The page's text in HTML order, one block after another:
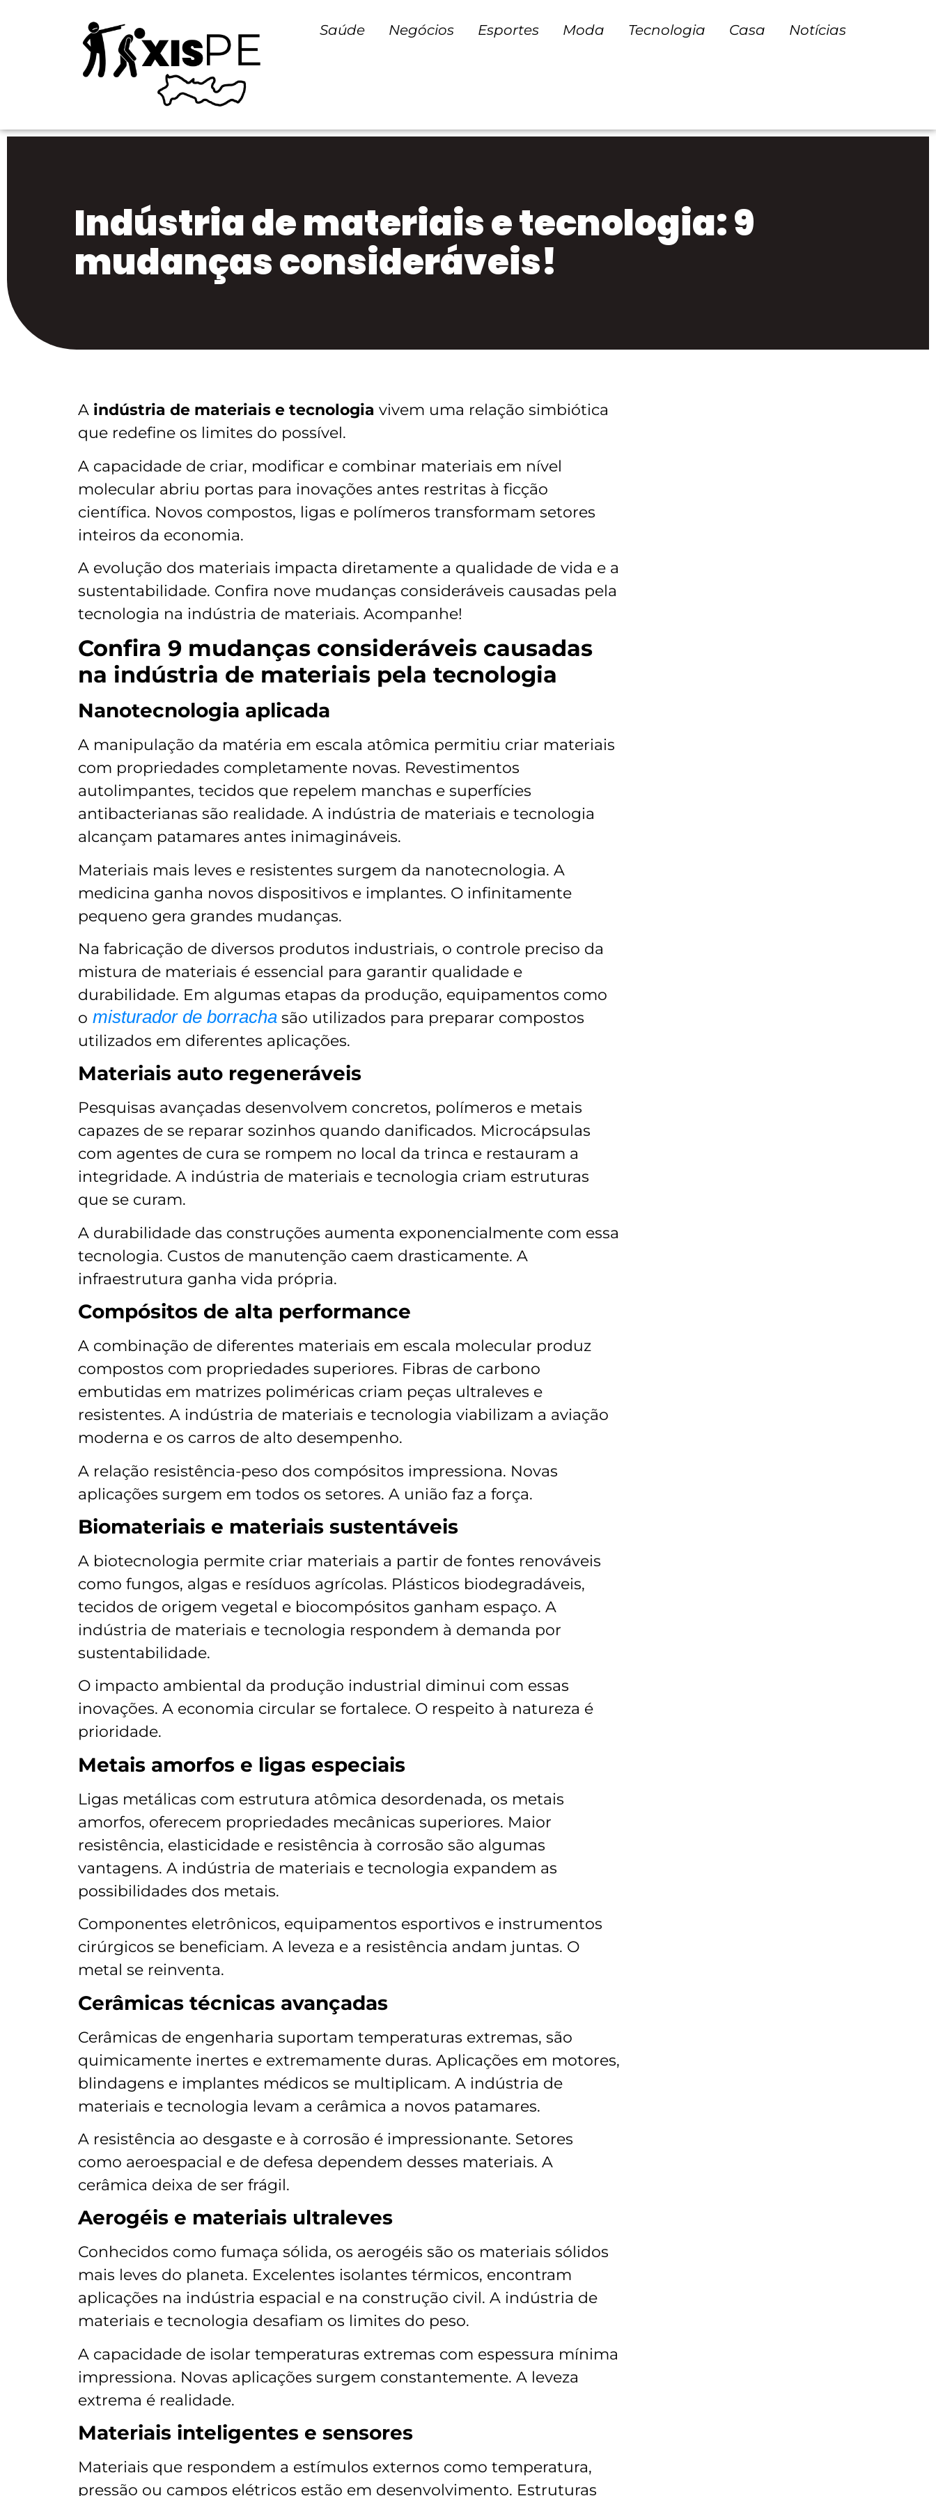
Saúde Negócios Esportes Moda Tecnologia Casa Notícias
Indústria de materiais e tecnologia: 9
mudanças consideráveis!
A indústria de materiais e tecnologia vivem uma relação simbiótica
que redefine os limites do possível.
A capacidade de criar, modificar e combinar materiais em nível
molecular abriu portas para inovações antes restritas à ficção
científica. Novos compostos, ligas e polímeros transformam setores
inteiros da economia.
A evolução dos materiais impacta diretamente a qualidade de vida e a
sustentabilidade. Confira nove mudanças consideráveis causadas pela
tecnologia na indústria de materiais. Acompanhe!
Confira 9 mudanças consideráveis causadas
na indústria de materiais pela tecnologia
Nanotecnologia aplicada
A manipulação da matéria em escala atômica permitiu criar materiais
com propriedades completamente novas. Revestimentos
autolimpantes, tecidos que repelem manchas e superfícies
antibacterianas são realidade. A indústria de materiais e tecnologia
alcançam patamares antes inimagináveis.
Materiais mais leves e resistentes surgem da nanotecnologia. A
medicina ganha novos dispositivos e implantes. O infinitamente
pequeno gera grandes mudanças.
Na fabricação de diversos produtos industriais, o controle preciso da
mistura de materiais é essencial para garantir qualidade e
durabilidade. Em algumas etapas da produção, equipamentos como
o misturador de borracha são utilizados para preparar compostos
utilizados em diferentes aplicações.
Materiais auto regeneráveis
Pesquisas avançadas desenvolvem concretos, polímeros e metais
capazes de se reparar sozinhos quando danificados. Microcápsulas
com agentes de cura se rompem no local da trinca e restauram a
integridade. A indústria de materiais e tecnologia criam estruturas
que se curam.
A durabilidade das construções aumenta exponencialmente com essa
tecnologia. Custos de manutenção caem drasticamente. A
infraestrutura ganha vida própria.
Compósitos de alta performance
A combinação de diferentes materiais em escala molecular produz
compostos com propriedades superiores. Fibras de carbono
embutidas em matrizes poliméricas criam peças ultraleves e
resistentes. A indústria de materiais e tecnologia viabilizam a aviação
moderna e os carros de alto desempenho.
A relação resistência-peso dos compósitos impressiona. Novas
aplicações surgem em todos os setores. A união faz a força.
Biomateriais e materiais sustentáveis
A biotecnologia permite criar materiais a partir de fontes renováveis
como fungos, algas e resíduos agrícolas. Plásticos biodegradáveis,
tecidos de origem vegetal e biocompósitos ganham espaço. A
indústria de materiais e tecnologia respondem à demanda por
sustentabilidade.
O impacto ambiental da produção industrial diminui com essas
inovações. A economia circular se fortalece. O respeito à natureza é
prioridade.
Metais amorfos e ligas especiais
Ligas metálicas com estrutura atômica desordenada, os metais
amorfos, oferecem propriedades mecânicas superiores. Maior
resistência, elasticidade e resistência à corrosão são algumas
vantagens. A indústria de materiais e tecnologia expandem as
possibilidades dos metais.
Componentes eletrônicos, equipamentos esportivos e instrumentos
cirúrgicos se beneficiam. A leveza e a resistência andam juntas. O
metal se reinventa.
Cerâmicas técnicas avançadas
Cerâmicas de engenharia suportam temperaturas extremas, são
quimicamente inertes e extremamente duras. Aplicações em motores,
blindagens e implantes médicos se multiplicam. A indústria de
materiais e tecnologia levam a cerâmica a novos patamares.
A resistência ao desgaste e à corrosão é impressionante. Setores
como aeroespacial e de defesa dependem desses materiais. A
cerâmica deixa de ser frágil.
Aerogéis e materiais ultraleves
Conhecidos como fumaça sólida, os aerogéis são os materiais sólidos
mais leves do planeta. Excelentes isolantes térmicos, encontram
aplicações na indústria espacial e na construção civil. A indústria de
materiais e tecnologia desafiam os limites do peso.
A capacidade de isolar temperaturas extremas com espessura mínima
impressiona. Novas aplicações surgem constantemente. A leveza
extrema é realidade.
Materiais inteligentes e sensores
Materiais que respondem a estímulos externos como temperatura,
pressão ou campos elétricos estão em desenvolvimento. Estruturas